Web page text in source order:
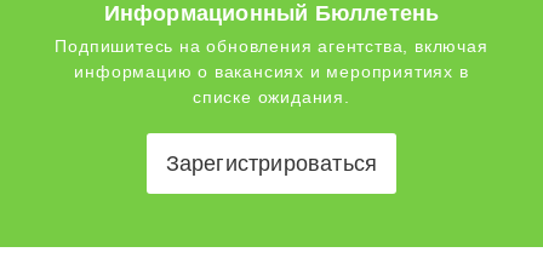
Информационный Бюллетень
Подпишитесь на обновления агентства, включая
информацию о вакансиях и мероприятиях в
списке ожидания.
Зарегистрироваться